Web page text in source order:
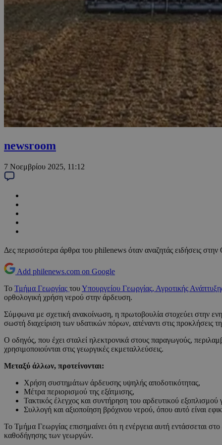
newsroom
7 Νοεμβρίου 2025, 11:12
Δες περισσότερα άρθρα του philenews όταν αναζητάς ειδήσεις στην
Add philenews.com on Google
Το Τμήμα Γεωργίας τουΥπουργείου Γεωργίας, Αγροτικής
ορθολογική χρήση νερού στην άρδευση.
Σύμφωνα με σχετική ανακοίνωση, η πρωτοβουλία στοχεύει στην
σωστή διαχείριση των υδατικών πόρων, απέναντι στις προκλήσεις
Ο οδηγός, που έχει σταλεί ηλεκτρονικά στους παραγωγούς,
χρησιμοποιούνται στις γεωργικές εκμεταλλεύσεις.
Μεταξύ άλλων, προτείνονται:
Χρήση συστημάτων άρδευσης υψηλής αποδοτικότητας,
Μέτρα περιορισμού της εξάτμισης,
Τακτικός έλεγχος και συντήρηση του αρδευτικού
Συλλογή και αξιοποίηση βρόχινου νερού, όπου αυτό είναι
Το Τμήμα Γεωργίας επισημαίνει ότι η ενέργεια αυτή εντάσσεται
καθοδήγησης των γεωργών.